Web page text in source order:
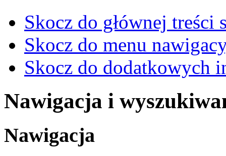
Skocz do głównej treści
Skocz do menu
Skocz do dodatkowych
Nawigacja i
Nawigacja